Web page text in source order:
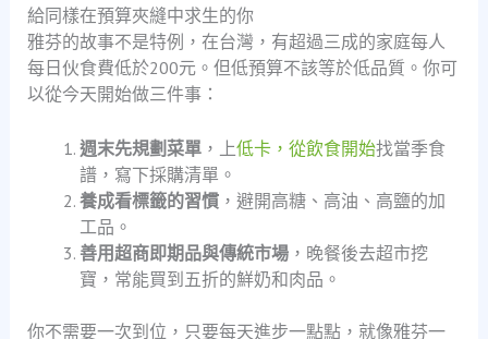
給同樣在預算夾縫中求生的你
雅芬的故事不是特例，在台灣，有超過三成的家庭每人
每日伙食費低於200元。但低預算不該等於低品質。你可
以從今天開始做三件事：
週末先規劃菜單，上低卡，從飲食開始找當季食
譜，寫下採購清單。
養成看標籤的習慣，避開高糖、高油、高鹽的加
工品。
善用超商即期品與傳統市場，晚餐後去超市挖
寶，常能買到五折的鮮奶和肉品。
你不需要一次到位，只要每天進步一點點，就像雅芬一